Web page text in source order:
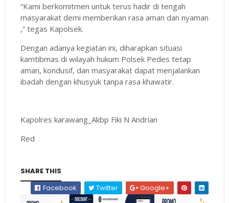
“Kami berkomitmen untuk terus hadir di tengah
masyarakat demi memberikan rasa aman dan nyaman
,” tegas Kapolsek.
Dengan adanya kegiatan ini, diharapkan situasi
kamtibmas di wilayah hukum Polsek Pedes tetap
aman, kondusif, dan masyarakat dapat menjalankan
ibadah dengan khusyuk tanpa rasa khawatir.
Kapolres karawang_Akbp Fiki N Andrian
Red
SHARE THIS
Facebook
Twitter Google+